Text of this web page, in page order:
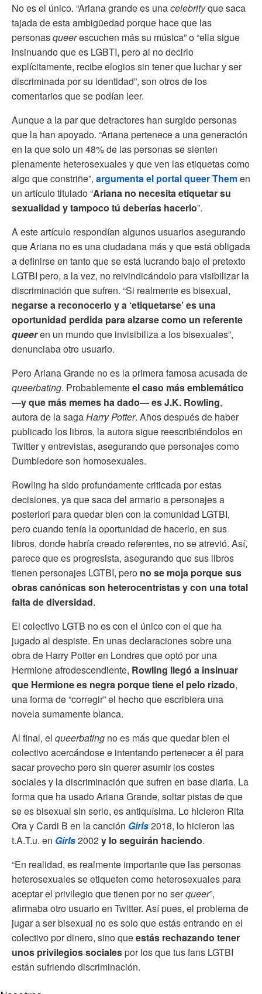
No es el único. “Ariana grande es unacelebrityque saca
tajada de esta ambigüedad porque hace que las
personasqueerescuchen más su música” o “ella sigue
insinuando que es LGBTI, pero al no decirlo
explícitamente, recibe elogios sin tener que luchar y ser
discriminada por su identidad”, son otros de los
comentarios que se podían leer.
Aunque a la par que detractores han surgido personas
que la han apoyado. “Ariana pertenece a una generación
en la que solo un 48% de las personas se sienten
plenamente heterosexuales y que ven las etiquetas como
algo que constriñe”, argumenta el portal queer Themen
un artículo titulado “Ariana no necesita etiquetar su
sexualidad y tampoco tú deberías hacerlo”.
A este artículo respondían algunos usuarios asegurando
que Ariana no es una ciudadana más y que está obligada
a definirse en tanto que se está lucrando bajo el pretexto
LGTBI pero, a la vez, no reivindicándolo para visibilizar la
discriminación que sufren. “Si realmente es bisexual,
negarse a reconocerlo y a ‘etiquetarse’ es una
oportunidad perdida para alzarse como un referente
queeren un mundo que invisibiliza a los bisexuales”,
denunciaba otro usuario.
Pero Ariana Grande no es la primera famosa acusada de
queerbating. Probablementeel caso más emblemático
—y que más memes ha dado— es J.K. Rowling,
autora de la sagaHarry Potter. Años después de haber
publicado los libros, la autora sigue reescribiéndolos en
Twitter y entrevistas, asegurando que personajes como
Dumbledore son homosexuales.
Rowling ha sido profundamente criticada por estas
decisiones, ya que saca del armario a personajes a
posteriori para quedar bien con la comunidad LGTBI,
pero cuando tenía la oportunidad de hacerlo, en sus
libros, donde habría creado referentes, no se atrevió. Así,
parece que es progresista, asegurando que sus libros
tienen personajes LGTBI, pero no se moja porque sus
obras canónicas son heterocentristas y con una total
falta de diversidad.
El colectivo LGTB no es con el único con el que ha
jugado al despiste. En unas declaraciones sobre una
obra de Harry Potter en Londres que optó por una
Hermione afrodescendiente, Rowling llegó a insinuar
que Hermione es negra porque tiene el pelo rizado,
una forma de “corregir” el hecho que escribiera una
novela sumamente blanca.
Al final, el queerbating no es más que quedar bien el
colectivo acercándose e intentando pertenecer a él para
sacar provecho pero sin querer asumir los costes
sociales y la discriminación que sufren en base diaria. La
forma que ha usado Ariana Grande, soltar pistas de que
se es bisexual sin serlo, es antiquísima. Lo hicieron Rita
Ora y Cardi B en la canción Girls2018, lo hicieron las
t.A.T.u. en Girls2002y lo seguirán haciendo.
“En realidad, es realmente importante que las personas
heterosexuales se etiqueten como heterosexuales para
aceptar el privilegio que tienen por no serqueer”,
afirmaba otro usuario en Twitter. Así pues, el problema de
jugar a ser bisexual no es solo que estás entrando en el
colectivo por dinero, sino queestás rechazando tener
unos privilegios socialespor los que tus fans LGTBI
están sufriendo discriminación.